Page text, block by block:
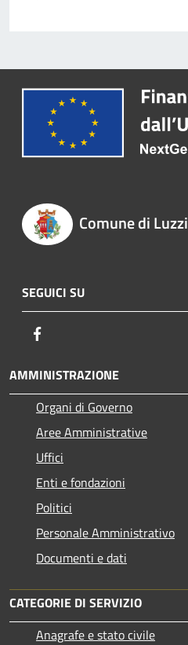
Comune di Luzzi
SEGUICI SU
AMMINISTRAZIONE
Organi di Governo
Aree Amministrative
Uffici
Enti e fondazioni
Politici
Personale Amministrativo
Documenti e dati
CATEGORIE DI SERVIZIO
Anagrafe e stato civile